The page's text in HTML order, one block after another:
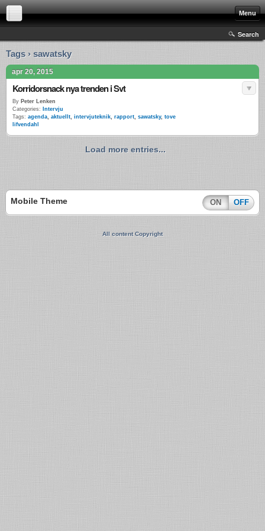
Menu
Search
Tags › sawatsky
apr 20, 2015
Korridorsnack nya trenden i Svt
By Peter Lenken
Categories:
Intervju
Tags: agenda, aktuellt, intervjuteknik, rapport, sawatsky, tove
lifvendahl
Load more entries...
Mobile Theme ON OFF
All content Copyright